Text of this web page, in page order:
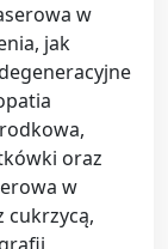
w
jak
oraz
w
cukrzycą,